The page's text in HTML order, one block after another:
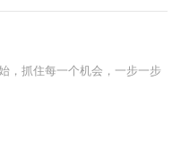
，抓住每一个机会，一步一步